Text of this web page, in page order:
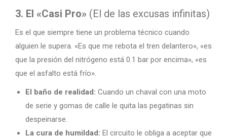
3. El «Casi Pro» (El de las excusas infinitas)
Es el que siempre tiene un problema técnico cuando
alguien le supera. «Es que me rebota el tren delantero», «es
que la presión del nitrógeno está 0.1 bar por encima», «es
que el asfalto está frío».
El baño de realidad: Cuando un chaval con una moto
de serie y gomas de calle le quita las pegatinas sin
despeinarse.
La cura de humildad: El circuito le obliga a aceptar que